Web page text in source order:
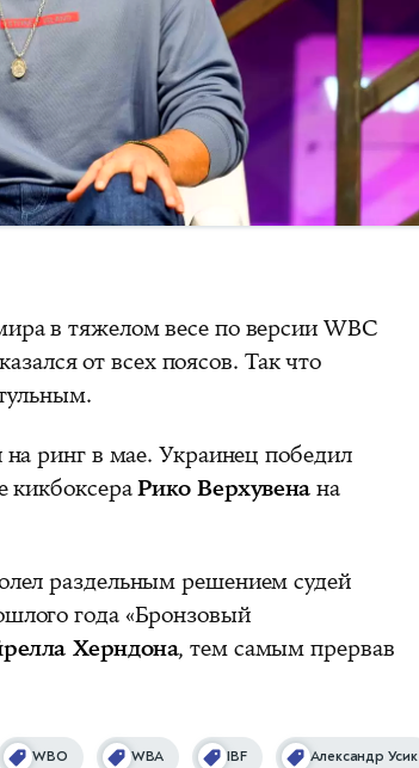
в тяжелом весе по версии WBC
от всех поясов. Так что
ринг в мае. Украинец победил
кикбоксераРико Верхувенана
раздельным решением судей
года «Бронзовый
Херндона, тем самым прервав
WBO WBA IBF Александр Усик